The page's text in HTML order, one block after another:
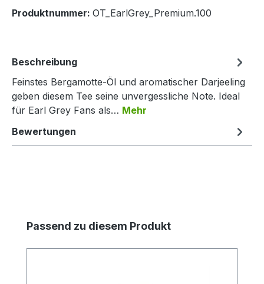
Produktnummer: OT_EarlGrey_Premium.100
Beschreibung
Feinstes Bergamotte-Öl und aromatischer Darjeeling
geben diesem Tee seine unvergessliche Note. Ideal
für Earl Grey Fans als… Mehr
Bewertungen
Produktgalerie überspringen
Passend zu diesem Produkt